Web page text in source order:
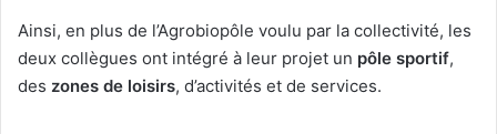
Ainsi, en plus de l’Agrobiopôle voulu par la collectivité, les
deux collègues ont intégré à leur projet un pôle sportif,
des zones de loisirs, d’activités et de services.